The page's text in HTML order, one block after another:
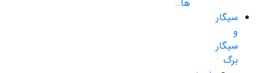
ها..
سیگار
و
سیگار
برگ